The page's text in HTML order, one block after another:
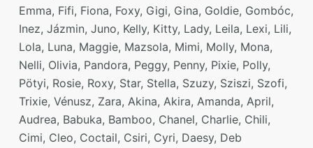
Emma, Fifi, Fiona, Foxy, Gigi, Gina, Goldie, Gombóc,
Inez, Jázmin, Juno, Kelly, Kitty, Lady, Leila, Lexi, Lili,
Lola, Luna, Maggie, Mazsola, Mimi, Molly, Mona,
Nelli, Olivia, Pandora, Peggy, Penny, Pixie, Polly,
Pötyi, Rosie, Roxy, Star, Stella, Szuzy, Sziszi, Szofi,
Trixie, Vénusz, Zara, Akina, Akira, Amanda, April,
Audrea, Babuka, Bamboo, Chanel, Charlie, Chili,
Cimi, Cleo, Coctail, Csiri, Cyri, Daesy, Deb